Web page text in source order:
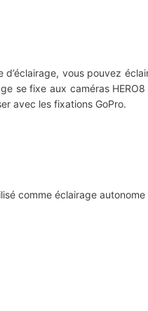
vous pouvez
se fixe aux caméras HERO8
avec les fixations GoPro.
comme éclairage